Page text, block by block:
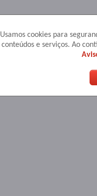
Usamos cookies para
conteúdos e serviços. Ao